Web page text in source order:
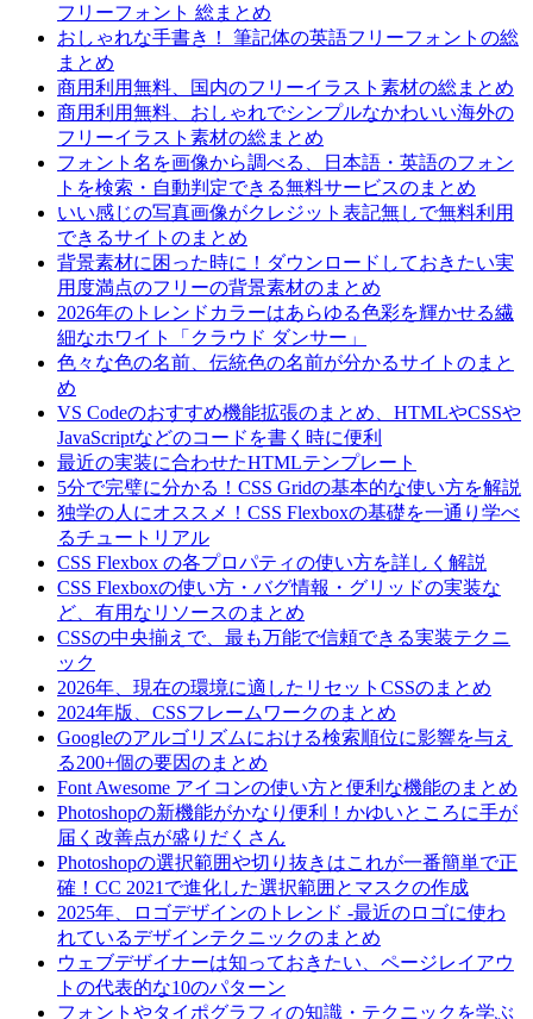
フリーフォント 総まとめ
おしゃれな手書き！ 筆記体の英語フリーフォントの総
まとめ
商用利用無料、国内のフリーイラスト素材の総まとめ
商用利用無料、おしゃれでシンプルなかわいい海外の
フリーイラスト素材の総まとめ
フォント名を画像から調べる、日本語・英語のフォン
トを検索・自動判定できる無料サービスのまとめ
いい感じの写真画像がクレジット表記無しで無料利用
できるサイトのまとめ
背景素材に困った時に！ダウンロードしておきたい実
用度満点のフリーの背景素材のまとめ
2026年のトレンドカラーはあらゆる色彩を輝かせる繊
細なホワイト「クラウド ダンサー」
色々な色の名前、伝統色の名前が分かるサイトのまと
め
VS Codeのおすすめ機能拡張のまとめ、HTMLやCSSや
JavaScriptなどのコードを書く時に便利
最近の実装に合わせたHTMLテンプレート
5分で完璧に分かる！CSS Gridの基本的な使い方を解説
独学の人にオススメ！CSS Flexboxの基礎を一通り学べ
るチュートリアル
CSS Flexbox の各プロパティの使い方を詳しく解説
CSS Flexboxの使い方・バグ情報・グリッドの実装な
ど、有用なリソースのまとめ
CSSの中央揃えで、最も万能で信頼できる実装テクニ
ック
2026年、現在の環境に適したリセットCSSのまとめ
2024年版、CSSフレームワークのまとめ
Googleのアルゴリズムにおける検索順位に影響を与え
る200+個の要因のまとめ
Font Awesome アイコンの使い方と便利な機能のまとめ
Photoshopの新機能がかなり便利！かゆいところに手が
届く改善点が盛りだくさん
Photoshopの選択範囲や切り抜きはこれが一番簡単で正
確！CC 2021で進化した選択範囲とマスクの作成
2025年、ロゴデザインのトレンド -最近のロゴに使わ
れているデザインテクニックのまとめ
ウェブデザイナーは知っておきたい、ページレイアウ
トの代表的な10のパターン
フォントやタイポグラフィの知識・テクニックを学ぶ